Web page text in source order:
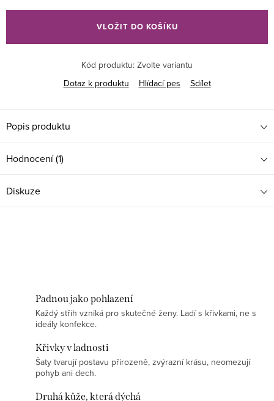
cena:
VLOŽIT DO KOŠÍKU
Kód produktu: Zvolte variantu
Dotaz k produktu
Hlídací pes Sdílet
Popis produktu
Hodnocení (1)
Diskuze
Padnou jako pohlazení
Každý střih vzniká pro skutečné ženy. Ladí s křivkami, ne s
ideály konfekce.
Křivky v ladnosti
Šaty tvarují postavu přirozeně, zvýrazní krásu, neomezují
pohyb ani dech.
Druhá kůže, která dýchá